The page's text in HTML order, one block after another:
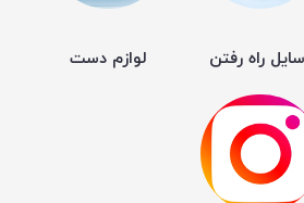
راه رفتن لوازم دست